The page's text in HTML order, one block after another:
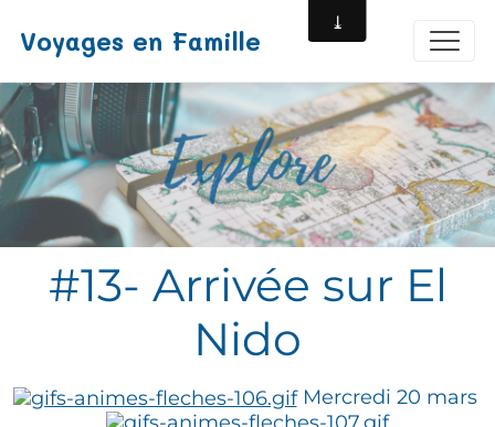
Voyages en Famille
#13- Arrivée sur El
Nido
​ Mercredi 20 mars